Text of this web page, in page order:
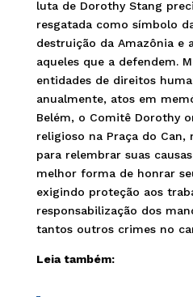
luta de Dorothy Stang
resgatada como símbolo
destruição da Amazônia e
aqueles que a defendem.
entidades de direitos
anualmente, atos em
Belém, o Comitê Dorothy
religioso na Praça do Can,
para relembrar suas
melhor forma de honrar
exigindo proteção aos
responsabilização dos
tantos outros crimes no
Leia também: